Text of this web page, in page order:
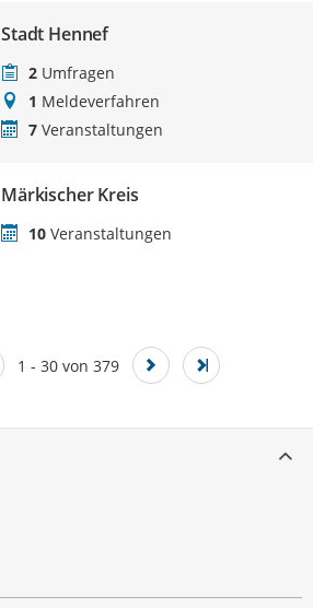
Stadt Hennef
2 Umfragen
1 Meldeverfahren
7 Veranstaltungen
Märkischer Kreis
10 Veranstaltungen
1 - 30 von 379